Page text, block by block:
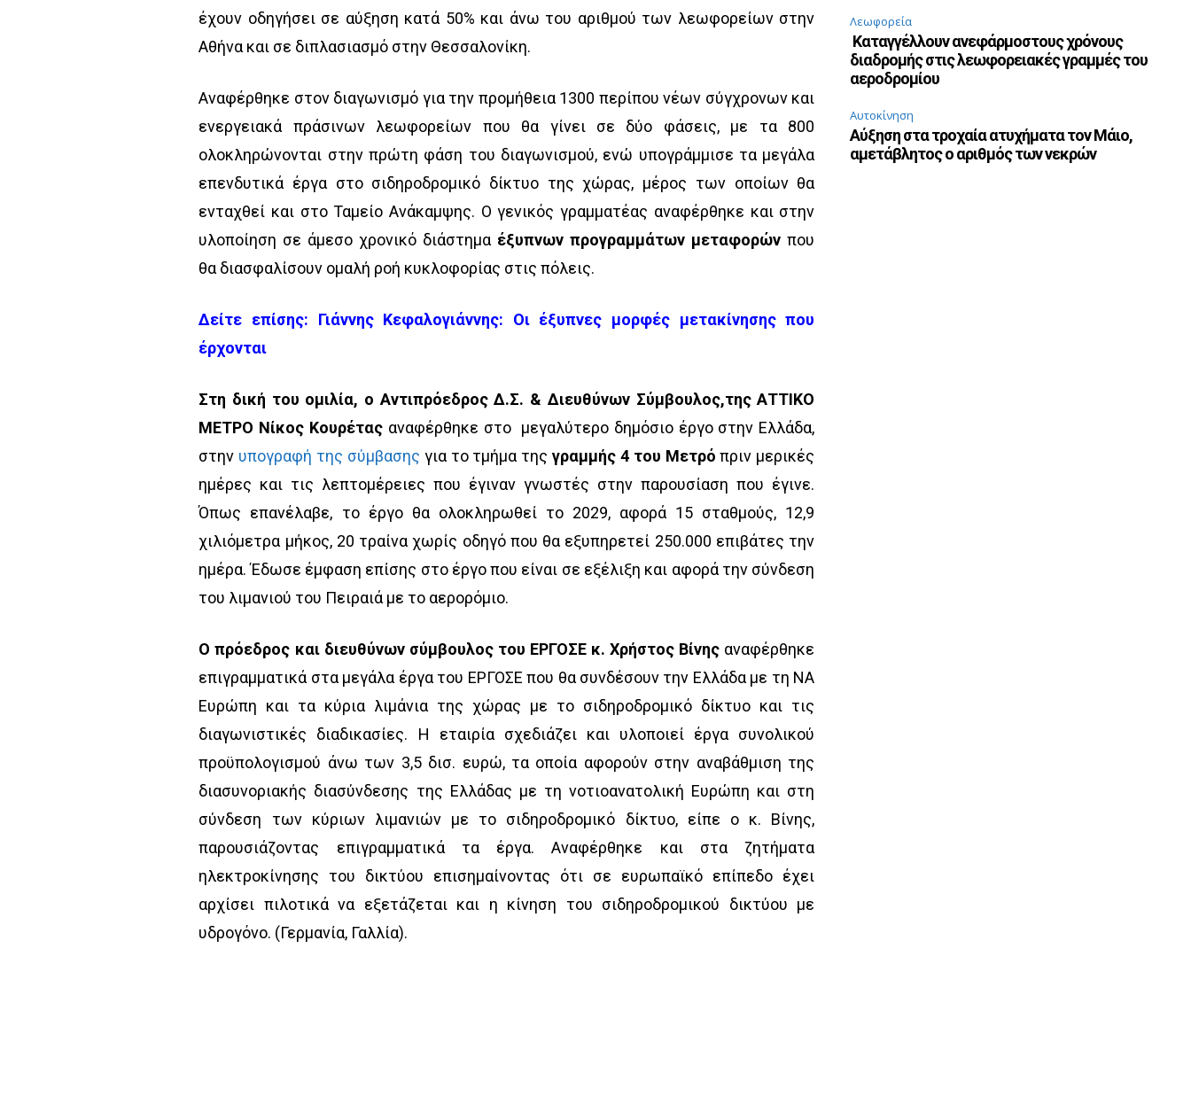
έχουν οδηγήσει σε αύξηση κατά 50% και άνω του αριθμού των λεωφορείων στην
Αθήνα και σε διπλασιασμό στην Θεσσαλονίκη.
Αναφέρθηκε στον διαγωνισμό για την προμήθεια 1300 περίπου νέων σύγχρονων και
ενεργειακά πράσινων λεωφορείων που θα γίνει σε δύο φάσεις, με τα 800
ολοκληρώνονται στην πρώτη φάση του διαγωνισμού, ενώ υπογράμμισε τα μεγάλα
επενδυτικά έργα στο σιδηροδρομικό δίκτυο της χώρας, μέρος των οποίων θα
ενταχθεί και στο Ταμείο Ανάκαμψης. Ο γενικός γραμματέας αναφέρθηκε και στην
υλοποίηση σε άμεσο χρονικό διάστημα έξυπνων προγραμμάτων μεταφορών που
θα διασφαλίσουν ομαλή ροή κυκλοφορίας στις πόλεις.
Δείτε επίσης: Γιάννης Κεφαλογιάννης: Οι έξυπνες μορφές μετακίνησης που
έρχονται
Στη δική του ομιλία, ο Αντιπρόεδρος Δ.Σ. & Διευθύνων Σύμβουλος,της ΑΤΤΙΚΟ
ΜΕΤΡΟ Νίκος Κουρέταςαναφέρθηκε στο μεγαλύτερο δημόσιο έργο στην Ελλάδα,
στην υπογραφή της σύμβασης για το τμήμα τηςγραμμής 4 του Μετρό πριν μερικές
ημέρες και τις λεπτομέρειες που έγιναν γνωστές στην παρουσίαση που έγινε.
Όπως επανέλαβε, το έργο θα ολοκληρωθεί το 2029, αφορά 15 σταθμούς, 12,9
χιλιόμετρα μήκος, 20 τραίνα χωρίς οδηγό που θα εξυπηρετεί 250.000 επιβάτες την
ημέρα. Έδωσε έμφαση επίσης στο έργο που είναι σε εξέλιξη και αφορά την σύνδεση
του λιμανιού του Πειραιά με το αερορόμιο.
Ο πρόεδρος και διευθύνων σύμβουλος του ΕΡΓΟΣΕ κ. Χρήστος Βίνης αναφέρθηκε
επιγραμματικά στα μεγάλα έργα του ΕΡΓΟΣΕ που θα συνδέσουν την Ελλάδα με τη ΝΑ
Ευρώπη και τα κύρια λιμάνια της χώρας με το σιδηροδρομικό δίκτυο και τις
διαγωνιστικές διαδικασίες. Η εταιρία σχεδιάζει και υλοποιεί έργα συνολικού
προϋπολογισμού άνω των 3,5 δισ. ευρώ, τα οποία αφορούν στην αναβάθμιση της
διασυνοριακής διασύνδεσης της Ελλάδας με τη νοτιοανατολική Ευρώπη και στη
σύνδεση των κύριων λιμανιών με το σιδηροδρομικό δίκτυο, είπε ο κ. Βίνης,
παρουσιάζοντας επιγραμματικά τα έργα. Αναφέρθηκε και στα ζητήματα
ηλεκτροκίνησης του δικτύου επισημαίνοντας ότι σε ευρωπαϊκό επίπεδο έχει
αρχίσει πιλοτικά να εξετάζεται και η κίνηση του σιδηροδρομικού δικτύου με
υδρογόνο. (Γερμανία, Γαλλία).
Λεωφορεία
Καταγγέλλουν ανεφάρμοστους χρόνους
διαδρομής στις λεωφορειακές γραμμές του
αεροδρομίου
Αυτοκίνηση
Αύξηση στα τροχαία ατυχήματα τον Μάιο,
αμετάβλητος ο αριθμός των νεκρών